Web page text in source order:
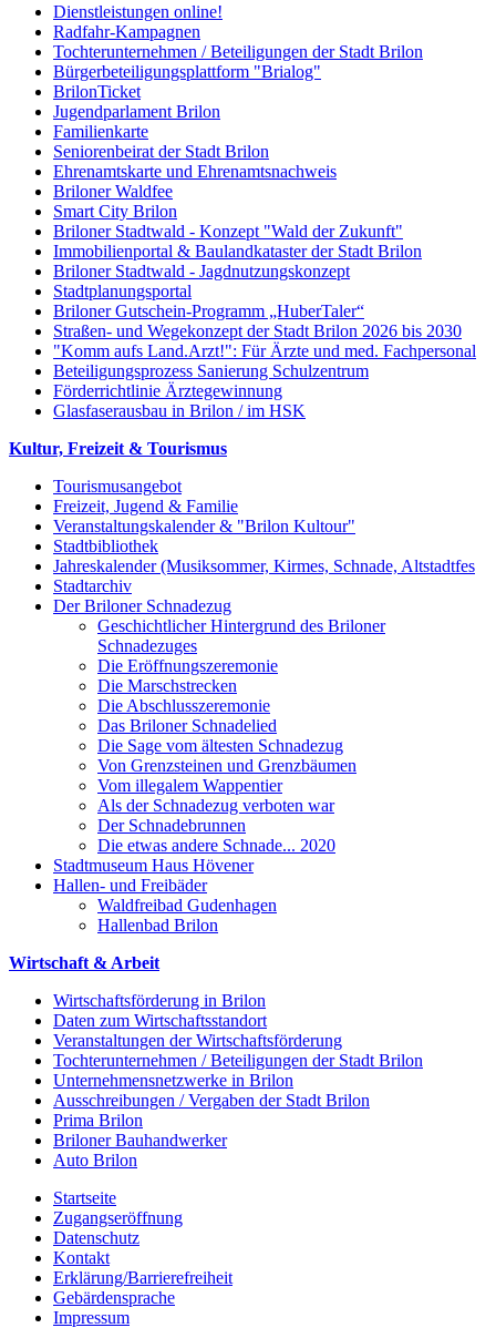
Dienstleistungen online!
Radfahr-Kampagnen
Tochterunternehmen / Beteiligungen der Stadt Brilon
Bürgerbeteiligungsplattform "Brialog"
BrilonTicket
Jugendparlament Brilon
Familienkarte
Seniorenbeirat der Stadt Brilon
Ehrenamtskarte und Ehrenamtsnachweis
Briloner Waldfee
Smart City Brilon
Briloner Stadtwald - Konzept "Wald der Zukunft"
Immobilienportal & Baulandkataster der Stadt Brilon
Briloner Stadtwald - Jagdnutzungskonzept
Stadtplanungsportal
Briloner Gutschein-Programm „HuberTaler“
Straßen- und Wegekonzept der Stadt Brilon 2026 bis 2030
"Komm aufs Land.Arzt!": Für Ärzte und med. Fachpersonal
Beteiligungsprozess Sanierung Schulzentrum
Förderrichtlinie Ärztegewinnung
Glasfaserausbau in Brilon / im HSK
Kultur, Freizeit & Tourismus
Tourismusangebot
Freizeit, Jugend & Familie
Veranstaltungskalender & "Brilon Kultour"
Stadtbibliothek
Jahreskalender (Musiksommer, Kirmes, Schnade, Altstadtfes
Stadtarchiv
Der Briloner Schnadezug
Geschichtlicher Hintergrund des Briloner
Schnadezuges
Die Eröffnungszeremonie
Die Marschstrecken
Die Abschlusszeremonie
Das Briloner Schnadelied
Die Sage vom ältesten Schnadezug
Von Grenzsteinen und Grenzbäumen
Vom illegalem Wappentier
Als der Schnadezug verboten war
Der Schnadebrunnen
Die etwas andere Schnade... 2020
Stadtmuseum Haus Hövener
Hallen- und Freibäder
Waldfreibad Gudenhagen
Hallenbad Brilon
Wirtschaft & Arbeit
Wirtschaftsförderung in Brilon
Daten zum Wirtschaftsstandort
Veranstaltungen der Wirtschaftsförderung
Tochterunternehmen / Beteiligungen der Stadt Brilon
Unternehmensnetzwerke in Brilon
Ausschreibungen / Vergaben der Stadt Brilon
Prima Brilon
Briloner Bauhandwerker
Auto Brilon
Startseite
Zugangseröffnung
Datenschutz
Kontakt
Erklärung/Barrierefreiheit
Gebärdensprache
Impressum